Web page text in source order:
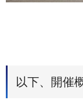
以下、開催